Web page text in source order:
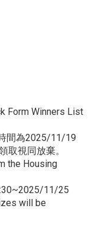
Form Winners List
間為2025/11/19
取視同放棄。
the Housing
11/25
will be